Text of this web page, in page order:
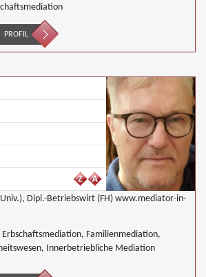
PROFIL
Dipl.-Betriebswirt (FH) www.mediator-in-
Familienmediation,
Innerbetriebliche Mediation